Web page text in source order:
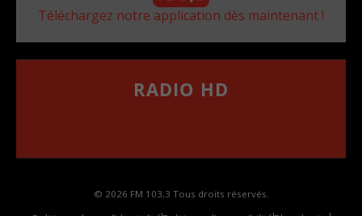
Téléchargez notre application dès maintenant !
RADIO HD
© 2026 FM 103,3 Tous droits réservés.